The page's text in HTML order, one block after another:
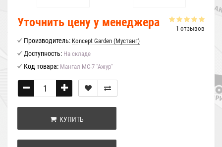
1 отзывов
Уточнить цену у менеджера
Производитель: Koncept Garden (Мустанг)
Доступность: На складе
Код товара: Мангал МС-7 "Ажур"
КУПИТЬ